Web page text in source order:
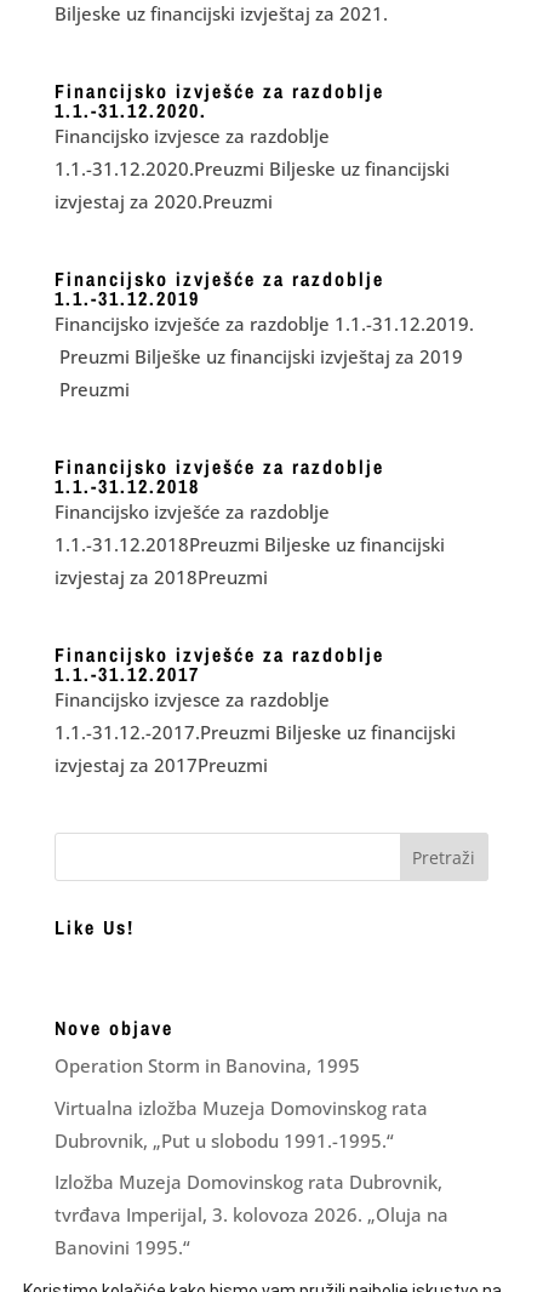
Biljeske uz financijski izvještaj za 2021.
Financijsko izvješće za razdoblje
1.1.-31.12.2020.
Financijsko izvjesce za razdoblje
1.1.-31.12.2020.Preuzmi Biljeske uz financijski
izvjestaj za 2020.Preuzmi
Financijsko izvješće za razdoblje
1.1.-31.12.2019
Financijsko izvješće za razdoblje 1.1.-31.12.2019.
Preuzmi Bilješke uz financijski izvještaj za 2019
Preuzmi
Financijsko izvješće za razdoblje
1.1.-31.12.2018
Financijsko izvješće za razdoblje
1.1.-31.12.2018Preuzmi Biljeske uz financijski
izvjestaj za 2018Preuzmi
Financijsko izvješće za razdoblje
1.1.-31.12.2017
Financijsko izvjesce za razdoblje
1.1.-31.12.-2017.Preuzmi Biljeske uz financijski
izvjestaj za 2017Preuzmi
Like Us!
Nove objave
Operation Storm in Banovina, 1995
Virtualna izložba Muzeja Domovinskog rata
Dubrovnik, „Put u slobodu 1991.-1995.“
Izložba Muzeja Domovinskog rata Dubrovnik,
tvrđava Imperijal, 3. kolovoza 2026. „Oluja na
Banovini 1995.“